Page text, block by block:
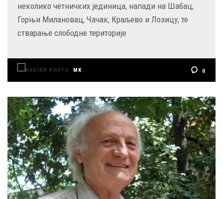
неколико четничких јединица, напади на Шабац,
Горњи Милановац, Чачак, Краљево и Лозицу, те
стварање слободне територије
MK 0